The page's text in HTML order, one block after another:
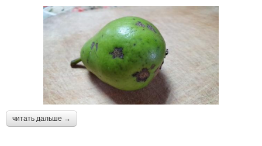
читать дальше →